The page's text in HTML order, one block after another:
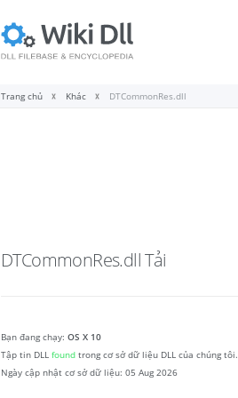
Trang chủ Khác DTCommonRes.dll
DTCommonRes.dll Tải
Bạn đang chạy: OS X 10
Tập tin DLL found trong cơ sở dữ liệu DLL của chúng tôi.
Ngày cập nhật cơ sở dữ liệu: 05 Aug 2026